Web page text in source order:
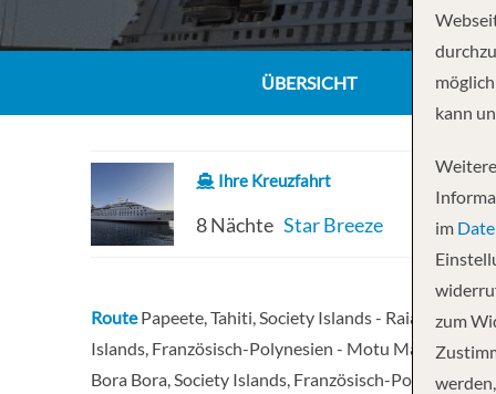
ÜBERSICHT
Ihre Kreuzfahrt
8 Nächte Star Breeze
RoutePapeete, Tahiti, Society Islands - Raiatea,
Islands, Französisch-Polynesien - Motu Mahaea
Bora Bora, Society Islands, Französisch-Polynesien -
kann
im
zum